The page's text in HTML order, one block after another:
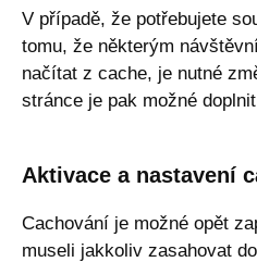
V případě, že potřebujete
tomu, že některým
načítat z cache, je nutné
stránce je pak možné
Aktivace a nastavení
Cachování je možné opět
museli jakkoliv zasahovat